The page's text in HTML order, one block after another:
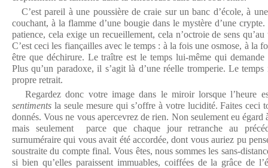
C’est pareil à une poussière de craie sur un banc d’école, à
couchant, à la flamme d’une bougie dans le mystère d’une
patience, cela exige un recueillement, cela n’octroie de sens
C’est ceci les fiançailles avec le temps : à la fois une osmose, à la
être que déchirure. Le traître est le temps lui-même qui
Plus qu’un paradoxe, il s’agit là d’une réelle tromperie. Le
propre retrait.
Regardez donc votre image dans le miroir lorsque l’heure
sentiments la seule mesure qui s’offre à votre lucidité. Faites ceci
donnés. Vous ne vous apercevrez de rien. Non seulement eu égard
mais seulement parce que chaque jour retranche au
surnuméraire qui vous avait été accordée, dont vous auriez pu
soustraite du compte final. Vous êtes, nous sommes les sans-
si bien qu’elles paraissent immuables, coiffées de la grâce de